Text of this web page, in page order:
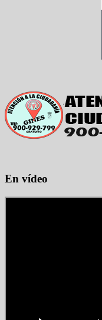
En vídeo